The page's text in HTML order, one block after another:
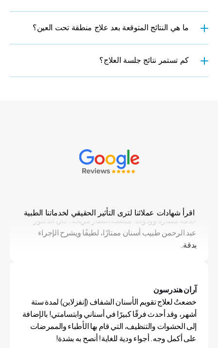
ما هي النتائج المتوقعة بعد علاج منطقة تحت العين؟
كم تستمر نتائج جلسة العلاج؟
اقرأ شهادات عملائنا لترى التأثير الحقيقي لخدماتنا الطبية
سوبالاك شانتاراك
خدمة ممتازة وودودة. منطقة انتظار مريحة. كان الدكتور
بدقة.
آران هندرسون
على أكمل وجه. أجواء ودية للغاية! أنصح به بشدة!